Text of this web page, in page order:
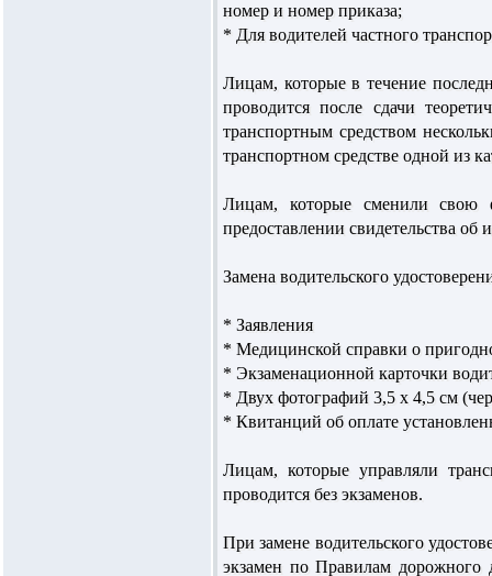
номер и номер приказа;
* Для водителей частного
Лицам, которые в течение
проводится после сдачи
транспортным средством
транспортном средстве одной из
Лицам, которые сменили свою
предоставлении свидетельства
Замена водительского
* Заявления
* Медицинской справки о
* Экзаменационной карточки
* Двух фотографий 3,5 х 4,5 см
* Квитанций об оплате
Лицам, которые управляли
проводится без экзаменов.
При замене водительского
экзамен по Правилам